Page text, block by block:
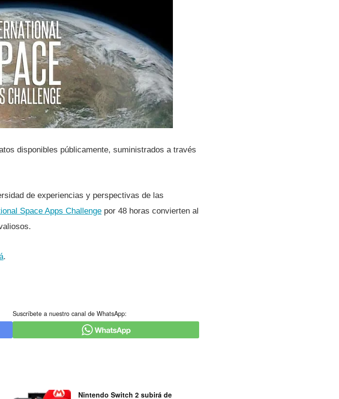
disponibles públicamente, suministrados a través
de experiencias y perspectivas de las
Space Apps Challenge por 48 horas convierten al
.
Suscríbete a nuestro canal de WhatsApp:
Nintendo Switch 2 subirá de